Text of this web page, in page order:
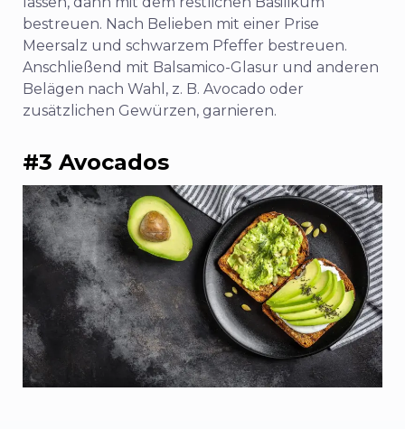
bestreuen. Nach Belieben mit einer Prise
Meersalz und schwarzem Pfeffer bestreuen.
Anschließend mit Balsamico-Glasur und anderen
Belägen nach Wahl, z. B. Avocado oder
zusätzlichen Gewürzen, garnieren.
#3 Avocados